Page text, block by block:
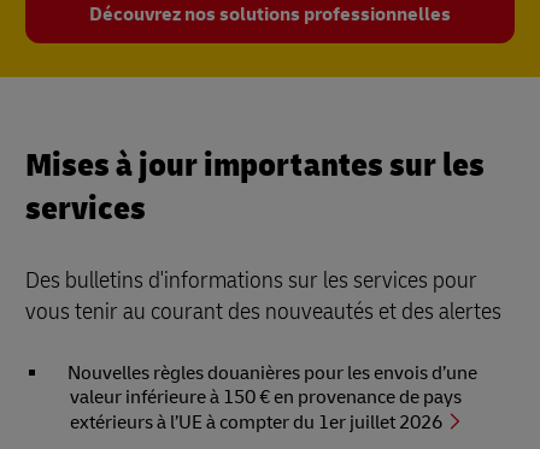
Découvrez nos solutions professionnelles
Mises à jour importantes sur les
services
Des bulletins d'informations sur les services pour
vous tenir au courant des nouveautés et des alertes
Nouvelles règles douanières pour les envois d’une
valeur inférieure à 150 € en provenance de pays
extérieurs à l’UE à compter du 1er juillet 2026